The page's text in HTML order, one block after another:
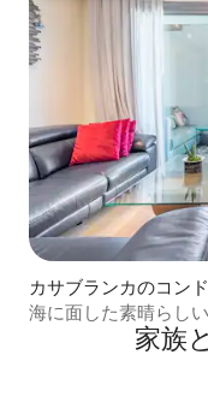
カサブランカのコン
海に面した素晴らし
家族